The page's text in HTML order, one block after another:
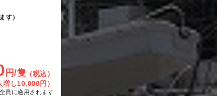
す）
円/隻 （税込）
増し10,000円）
員に適用されます